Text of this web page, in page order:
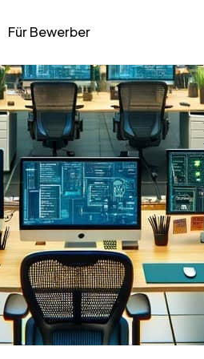
Für Bewerber